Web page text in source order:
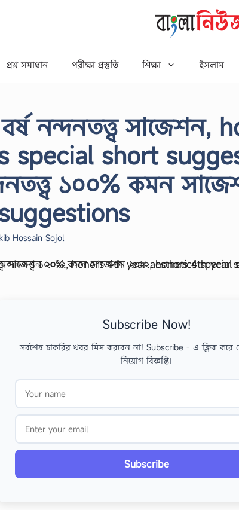
প্রশ্ন সমাধান পরীক্ষা প্রস্তুতি শিক্ষা ইসলাম
বর্ষ নন্দনতত্ত্ব
special short
১০০% কমন
Hossain Sojol
Subscribe Now!
সর্বশেষ চাকরির খবর মিস করবেন না! Subscribe - এ ক্লিক
নিয়োগ বিজ্ঞপ্তি।
Subscribe